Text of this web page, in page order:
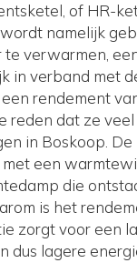
of HR-
namelijk
verwarmen,
in verband met
rendement
reden dat ze
in Boskoop.
een
die
is het
zorgt voor een
dus lagere